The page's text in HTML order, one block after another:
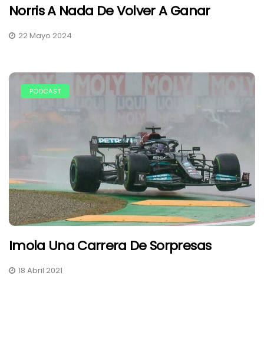
Norris A Nada De Volver A Ganar
22 Mayo 2024
PODCAST
Imola Una Carrera De Sorpresas
18 Abril 2021